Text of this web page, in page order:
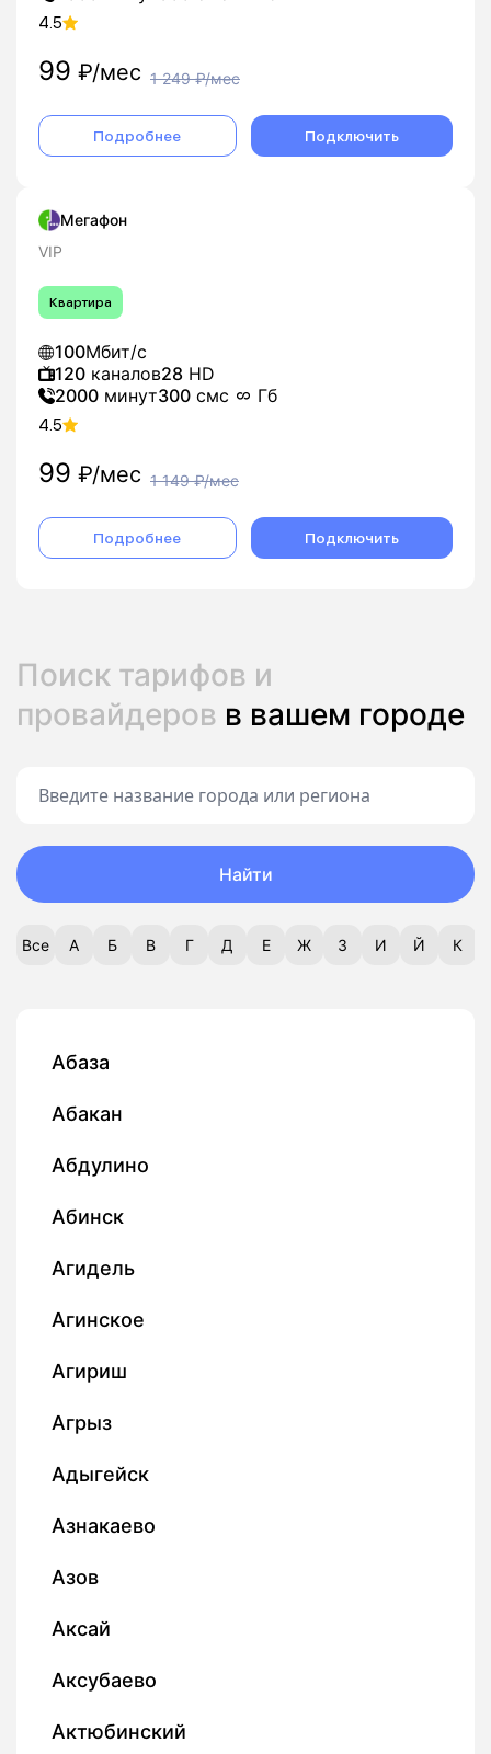
4.5
99 ₽/мес 1 249₽/мес
Подробнее Подключить
Мегафон
VIP
Квартира
100Мбит/с
120 каналов28 HD
2000 минут300 смс Гб
4.5
99 ₽/мес 1 149₽/мес
Подробнее Подключить
Поиск тарифов и
провайдеров в вашем городе
Найти
Все А Б В Г Д Е Ж З И Й К
Абаза
Абакан
Абдулино
Абинск
Агидель
Агинское
Агириш
Агрыз
Адыгейск
Азнакаево
Азов
Аксай
Аксубаево
Актюбинский